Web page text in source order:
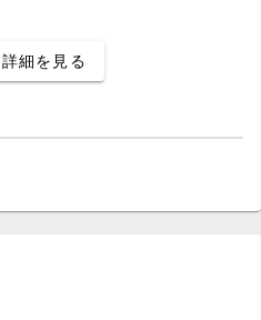
詳細を見る